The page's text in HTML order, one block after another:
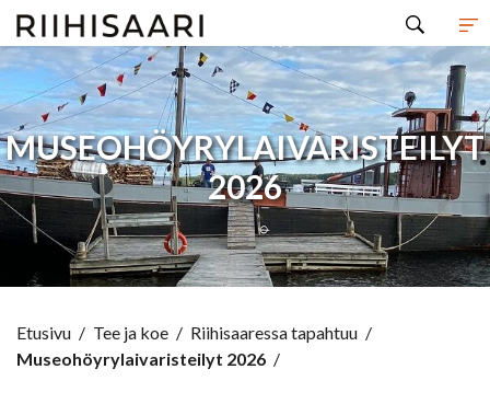
MUSEOHÖYRYLAIVARISTEILYT
2026
Etusivu / Tee ja koe / Riihisaaressa tapahtuu /
Museohöyrylaivaristeilyt 2026 /